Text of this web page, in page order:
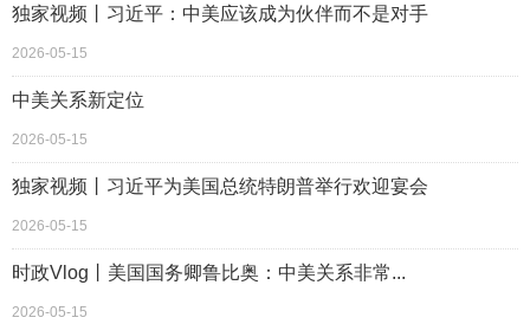
独家视频丨习近平：中美应该成为伙伴而不是对手
2026-05-15
中美关系新定位
2026-05-15
独家视频丨习近平为美国总统特朗普举行欢迎宴会
2026-05-15
时政Vlog丨美国国务卿鲁比奥：中美关系非常...
2026-05-15